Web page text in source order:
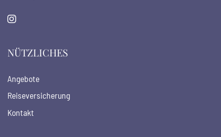
NÜTZLICHES
Angebote
Reiseversicherung
Kontakt